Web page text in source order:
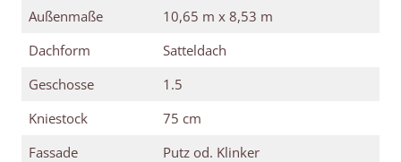
Außenmaße
10,65 m x 8,53 m
Dachform
Satteldach
Geschosse
1.5
Kniestock
75 cm
Fassade
Putz od. Klinker